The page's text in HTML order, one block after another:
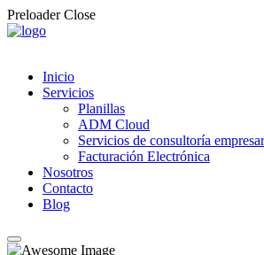
Preloader Close
Inicio
Servicios
Planillas
ADM Cloud
Servicios de consultoría
Facturación Electrónica
Nosotros
Contacto
Blog